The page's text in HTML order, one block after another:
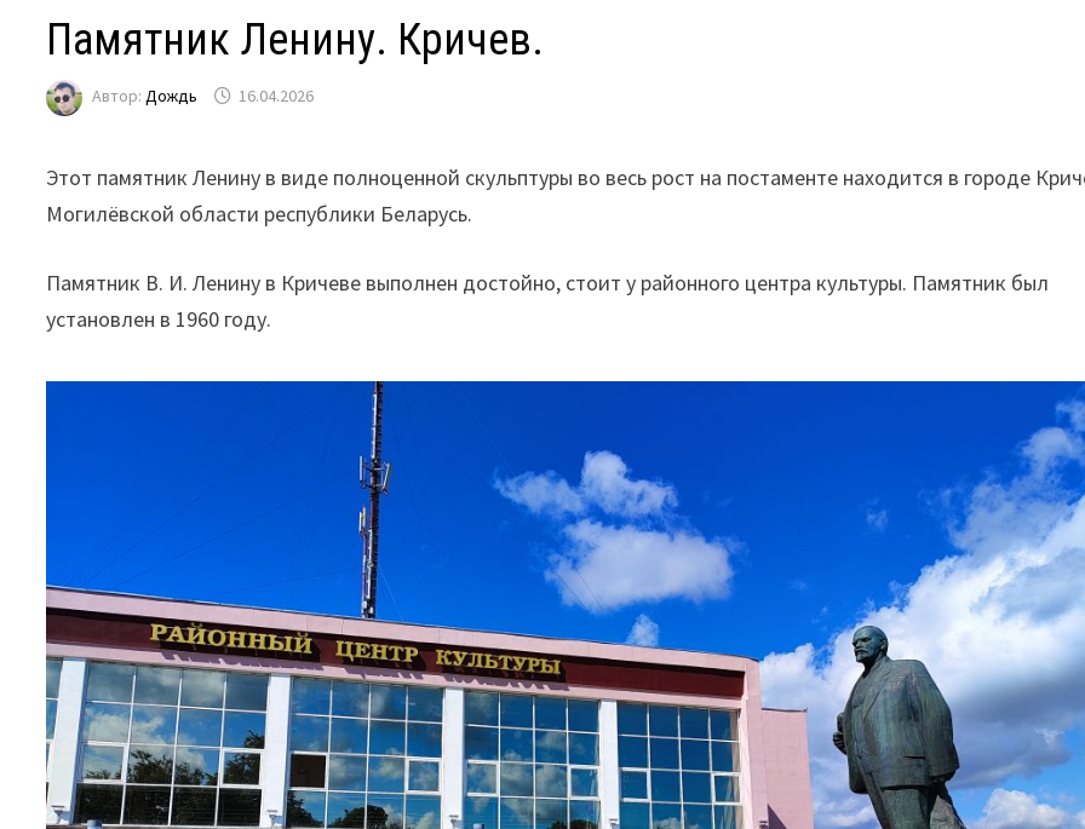
Памятник Ленину. Кричев.
Автор:Дождь 16.04.2026
Этот памятник Ленину в виде полноценной скульптуры во весь рост на постаменте находится в городе
Могилёвской области республики Беларусь.
Памятник В. И. Ленину в Кричеве выполнен достойно, стоит у районного центра культуры. Памятник был
установлен в 1960 году.